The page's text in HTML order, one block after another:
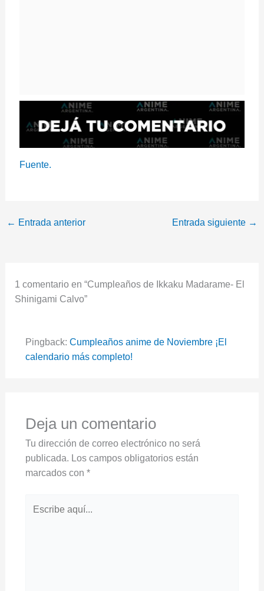
Fuente.
← Entrada anterior Entrada siguiente →
1 comentario en “Cumpleaños de Ikkaku Madarame- El
Shinigami Calvo”
Pingback: Cumpleaños anime de Noviembre ¡El
calendario más completo!
Deja un comentario
Tu dirección de correo electrónico no será
publicada. Los campos obligatorios están
marcados con *
aquí...